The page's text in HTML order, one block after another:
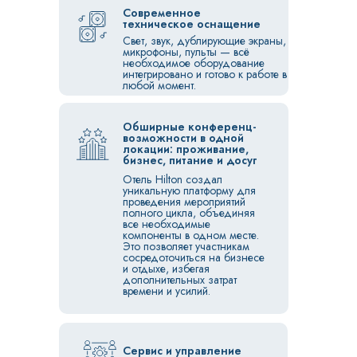
Современное
техническое оснащение
Свет, звук, дублирующие экраны,
микрофоны, пульты — всё
необходимое оборудование
интегрировано и готово к работе в
любой момент.
Обширные конференц-
возможности в одной
локации: проживание,
бизнес, питание и досуг
Отель Hilton создал
уникальную платформу для
проведения мероприятий
полного цикла, объединяя
все необходимые
компоненты в одном месте.
Это позволяет участникам
сосредоточиться на бизнесе
и отдыхе, избегая
дополнительных затрат
времени и усилий.
Сервис и управление